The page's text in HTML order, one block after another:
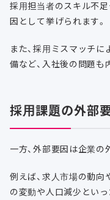
採用担当者のスキル不
因として挙げられます。
また、採用ミスマッチ
備など、入社後の問題も
採用課題の外部
一方、外部要因は企業の
例えば、求人市場の動向
の変動や人口減少とい